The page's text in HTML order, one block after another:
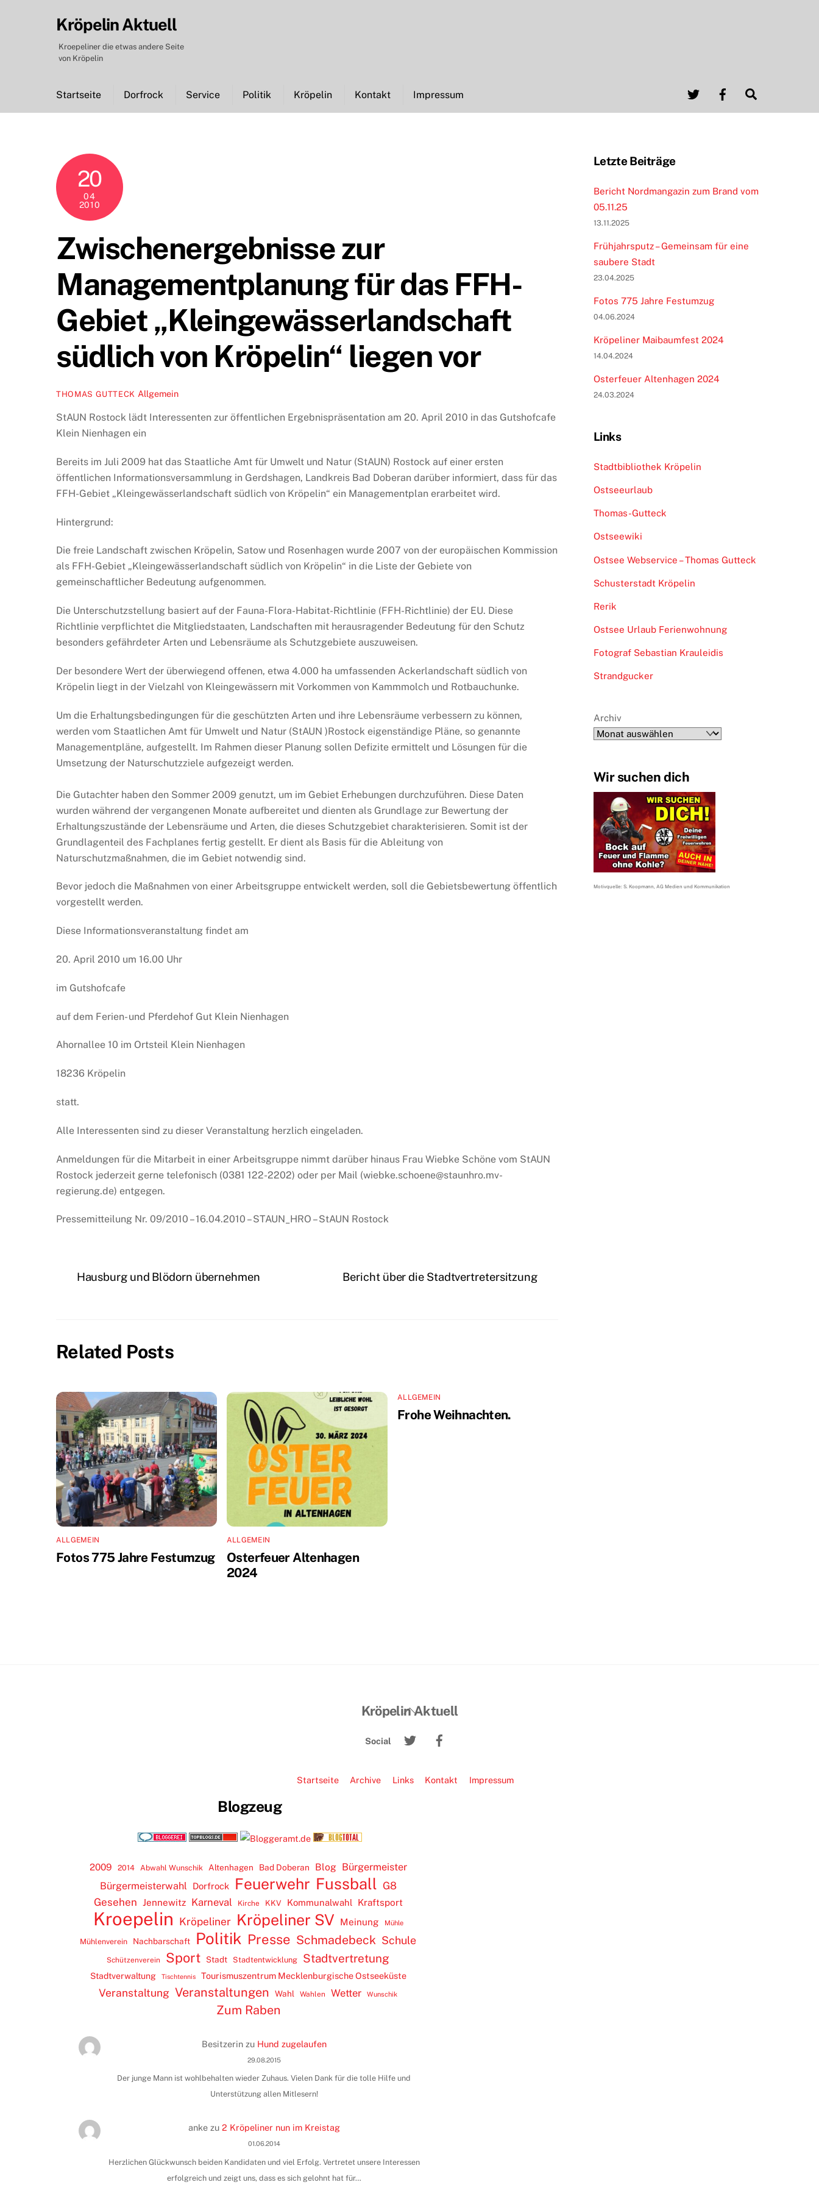
Kröpelin Aktuell
Kroepeliner die etwas andere Seite
von Kröpelin
Twitter Facebook
Startseite Dorfrock Service Politik Kröpelin Kontakt Impressum
20
04
2010
Zwischenergebnisse zur
Managementplanung für das FFH-
Gebiet „Kleingewässerlandschaft
südlich von Kröpelin“ liegen vor
THOMAS GUTTECK Allgemein
StAUN Rostock lädt Interessenten zur öffentlichen Ergebnispräsentation am 20. April 2010 in das Gutshofcafe
Klein Nienhagen ein
Bereits im Juli 2009 hat das Staatliche Amt für Umwelt und Natur (StAUN) Rostock auf einer ersten
öffentlichen Informationsversammlung in Gerdshagen, Landkreis Bad Doberan darüber informiert, dass für das
FFH-Gebiet „Kleingewässerlandschaft südlich von Kröpelin“ ein Managementplan erarbeitet wird.
Hintergrund:
Die freie Landschaft zwischen Kröpelin, Satow und Rosenhagen wurde 2007 von der europäischen Kommission
als FFH-Gebiet „Kleingewässerlandschaft südlich von Kröpelin“ in die Liste der Gebiete von
gemeinschaftlicher Bedeutung aufgenommen.
Die Unterschutzstellung basiert auf der Fauna-Flora-Habitat-Richtlinie (FFH-Richtlinie) der EU. Diese
Richtlinie verpflichtet die Mitgliedstaaten, Landschaften mit herausragender Bedeutung für den Schutz
besonders gefährdeter Arten und Lebensräume als Schutzgebiete auszuweisen.
Der besondere Wert der überwiegend offenen, etwa 4.000 ha umfassenden Ackerlandschaft südlich von
Kröpelin liegt in der Vielzahl von Kleingewässern mit Vorkommen von Kammmolch und Rotbauchunke.
Um die Erhaltungsbedingungen für die geschützten Arten und ihre Lebensräume verbessern zu können,
werden vom Staatlichen Amt für Umwelt und Natur (StAUN )Rostock eigenständige Pläne, so genannte
Managementpläne, aufgestellt. Im Rahmen dieser Planung sollen Defizite ermittelt und Lösungen für die
Umsetzung der Naturschutzziele aufgezeigt werden.
Die Gutachter haben den Sommer 2009 genutzt, um im Gebiet Erhebungen durchzuführen. Diese Daten
wurden während der vergangenen Monate aufbereitet und dienten als Grundlage zur Bewertung der
Erhaltungszustände der Lebensräume und Arten, die dieses Schutzgebiet charakterisieren. Somit ist der
Grundlagenteil des Fachplanes fertig gestellt. Er dient als Basis für die Ableitung von
Naturschutzmaßnahmen, die im Gebiet notwendig sind.
Bevor jedoch die Maßnahmen von einer Arbeitsgruppe entwickelt werden, soll die Gebietsbewertung öffentlich
vorgestellt werden.
Diese Informationsveranstaltung findet am
20. April 2010 um 16.00 Uhr
im Gutshofcafe
auf dem Ferien- und Pferdehof Gut Klein Nienhagen
Ahornallee 10 im Ortsteil Klein Nienhagen
18236 Kröpelin
statt.
Alle Interessenten sind zu dieser Veranstaltung herzlich eingeladen.
Anmeldungen für die Mitarbeit in einer Arbeitsgruppe nimmt darüber hinaus Frau Wiebke Schöne vom StAUN
Rostock jederzeit gerne telefonisch (0381 122-2202) oder per Mail (wiebke.schoene@staunhro.mv-
regierung.de) entgegen.
Pressemitteilung Nr. 09/2010 – 16.04.2010 – STAUN_HRO – StAUN Rostock
Hausburg und Blödorn übernehmen Bericht über die Stadtvertretersitzung
Related Posts
ALLGEMEIN
Fotos 775 Jahre Festumzug
ALLGEMEIN
Osterfeuer Altenhagen
2024
ALLGEMEIN
Frohe Weihnachten.
Letzte Beiträge
Bericht Nordmangazin zum Brand vom
05.11.25
13.11.2025
Frühjahrsputz – Gemeinsam für eine
saubere Stadt
23.04.2025
Fotos 775 Jahre Festumzug
04.06.2024
Kröpeliner Maibaumfest 2024
14.04.2024
Osterfeuer Altenhagen 2024
24.03.2024
Links
Stadtbibliothek Kröpelin
Ostseeurlaub
Thomas-Gutteck
Ostseewiki
Ostsee Webservice – Thomas Gutteck
Schusterstadt Kröpelin
Rerik
Ostsee Urlaub Ferienwohnung
Fotograf Sebastian Krauleidis
Strandgucker
Archiv
Wir suchen dich
Motivquelle: S. Koopmann, AG Medien und Kommunikation
Back
Top
Kröpelin Aktuell
Social
Twitter
Startseite Archive Links Kontakt Impressum
Blogzeug
2009 2014 Abwahl Wunschik Altenhagen Bad Doberan Blog Bürgermeister
Bürgermeisterwahl
Dorfrock Feuerwehr Fussball G8
Gesehen Jennewitz Karneval Kirche KKV Kommunalwahl Kraftsport
Kroepelin Kröpeliner Kröpeliner SV Meinung Mühle
Mühlenverein Nachbarschaft Politik Presse Schmadebeck Schule
Schützenverein Sport Stadt Stadtentwicklung Stadtvertretung
Stadtverwaltung Tischtennis Tourismuszentrum Mecklenburgische Ostseeküste
Veranstaltung Veranstaltungen Wahl Wahlen Wetter Wunschik
Zum Raben
Besitzerinzu Hund zugelaufen
29.08.2015
Der junge Mann ist wohlbehalten wieder Zuhaus. Vielen Dank für die tolle Hilfe und
Unterstützung allen Mitlesern!
ankezu 2 Kröpeliner nun im Kreistag
01.06.2014
Herzlichen Glückwunsch beiden Kandidaten und viel Erfolg. Vertretet unsere Interessen
erfolgreich und zeigt uns, dass es sich gelohnt hat für…